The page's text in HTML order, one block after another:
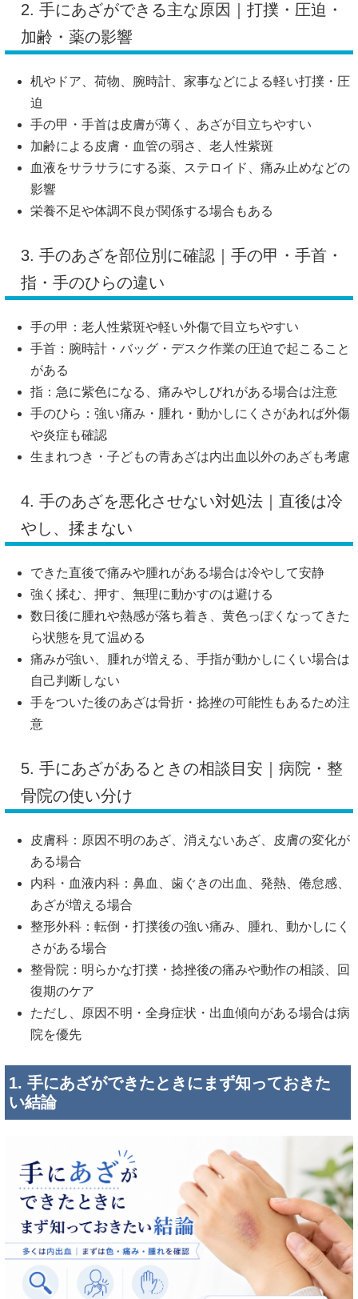
2. 手にあざができる主な原因｜打撲・圧迫・
加齢・薬の影響
机やドア、荷物、腕時計、家事などによる軽い打撲・圧
迫
手の甲・手首は皮膚が薄く、あざが目立ちやすい
加齢による皮膚・血管の弱さ、老人性紫斑
血液をサラサラにする薬、ステロイド、痛み止めなどの
影響
栄養不足や体調不良が関係する場合もある
3. 手のあざを部位別に確認｜手の甲・手首・
指・手のひらの違い
手の甲：老人性紫斑や軽い外傷で目立ちやすい
手首：腕時計・バッグ・デスク作業の圧迫で起こること
がある
指：急に紫色になる、痛みやしびれがある場合は注意
手のひら：強い痛み・腫れ・動かしにくさがあれば外傷
や炎症も確認
生まれつき・子どもの青あざは内出血以外のあざも考慮
4. 手のあざを悪化させない対処法｜直後は冷
やし、揉まない
できた直後で痛みや腫れがある場合は冷やして安静
強く揉む、押す、無理に動かすのは避ける
数日後に腫れや熱感が落ち着き、黄色っぽくなってきた
ら状態を見て温める
痛みが強い、腫れが増える、手指が動かしにくい場合は
自己判断しない
手をついた後のあざは骨折・捻挫の可能性もあるため注
意
5. 手にあざがあるときの相談目安｜病院・整
骨院の使い分け
皮膚科：原因不明のあざ、消えないあざ、皮膚の変化が
ある場合
内科・血液内科：鼻血、歯ぐきの出血、発熱、倦怠感、
あざが増える場合
整形外科：転倒・打撲後の強い痛み、腫れ、動かしにく
さがある場合
整骨院：明らかな打撲・捻挫後の痛みや動作の相談、回
復期のケア
ただし、原因不明・全身症状・出血傾向がある場合は病
院を優先
1. 手にあざができたときにまず知っておきた
い結論